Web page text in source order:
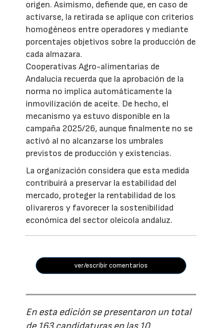
origen. Asimismo, defiende que, en caso de
activarse, la retirada se aplique con criterios
homogéneos entre operadores y mediante
porcentajes objetivos sobre la producción de
cada almazara.
Cooperativas Agro-alimentarias de
Andalucía recuerda que la aprobación de la
norma no implica automáticamente la
inmovilización de aceite. De hecho, el
mecanismo ya estuvo disponible en la
campaña 2025/26, aunque finalmente no se
activó al no alcanzarse los umbrales
previstos de producción y existencias.
La organización considera que esta medida
contribuirá a preservar la estabilidad del
mercado, proteger la rentabilidad de los
olivareros y favorecer la sostenibilidad
económica del sector oleícola andaluz.
ver/escribir comentarios
En esta edición se presentaron un total